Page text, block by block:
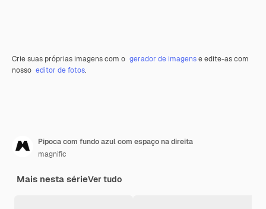
Crie suas próprias imagens com o gerador de imagense edite-as com
nosso editor de fotos.
Pipoca com fundo azul com espaço na direita
magnific
Mais nesta sérieVer tudo